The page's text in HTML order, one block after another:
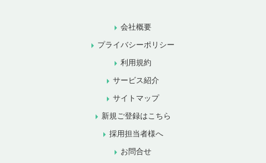
会社概要
プライバシーポリシー
利用規約
サービス紹介
サイトマップ
新規ご登録はこちら
採用担当者様へ
お問合せ